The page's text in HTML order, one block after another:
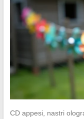
CD appesi, nastri